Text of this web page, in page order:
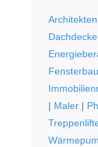
Architekten
| Maler|